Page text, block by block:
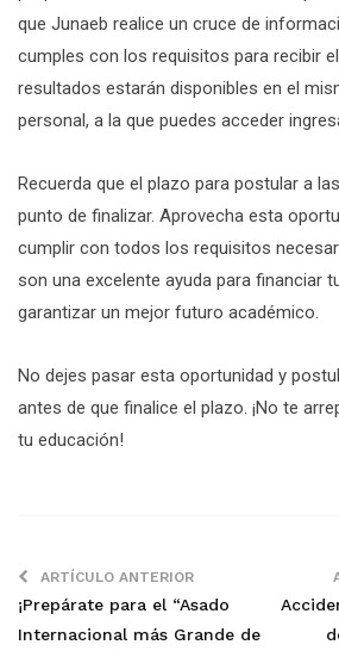
que Junaeb realice un cruce de
cumples con los requisitos para recibir
resultados estarán disponibles en el
personal, a la que puedes acceder
Recuerda que el plazo para postular a
punto de finalizar. Aprovecha esta
cumplir con todos los requisitos
son una excelente ayuda para financiar
garantizar un mejor futuro académico.
No dejes pasar esta oportunidad y
antes de que finalice el plazo. ¡No te
tu educación!
ARTÍCULO ANTERIOR
¡Prepárate para el “Asado
Internacional más Grande de